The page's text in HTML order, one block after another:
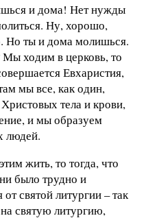
и дома! Нет нужды
Ну, хорошо,
Но ты и дома молишься.
ходим в церковь, то
Евхаристия,
мы все, как один,
тела и крови,
и мы образуем
людей.
жить, то тогда, что
было трудно и
святой литургии – так
святую литургию,